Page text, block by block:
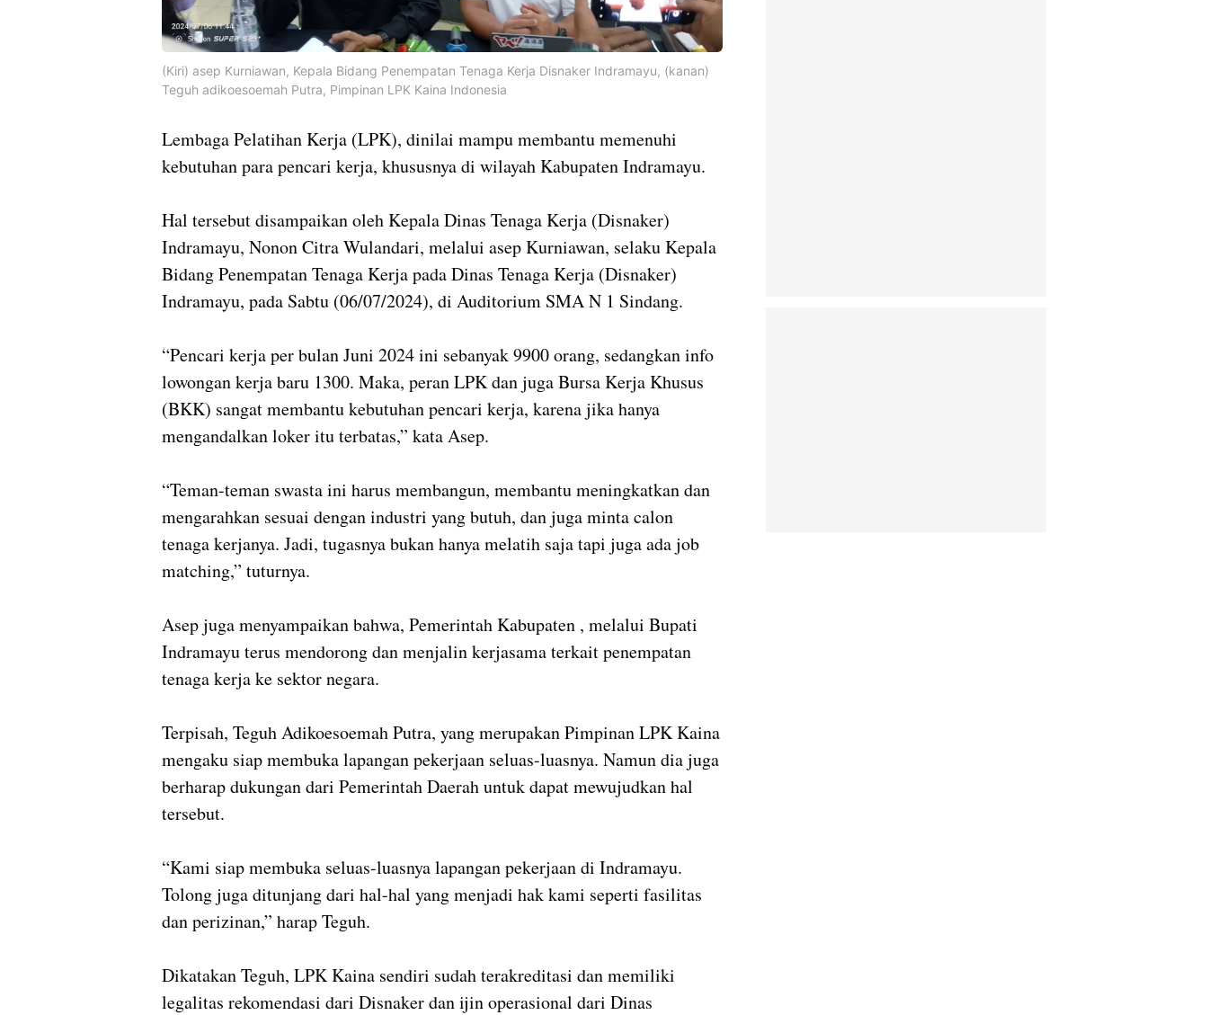
(Kiri) asep Kurniawan, Kepala Bidang Penempatan Tenaga Kerja Disnaker Indramayu, (kanan)
Teguh adikoesoemah Putra, Pimpinan LPK Kaina Indonesia
Lembaga Pelatihan Kerja (LPK), dinilai mampu membantu memenuhi
kebutuhan para pencari kerja, khususnya di wilayah Kabupaten Indramayu.
Hal tersebut disampaikan oleh Kepala Dinas Tenaga Kerja (Disnaker)
Indramayu, Nonon Citra Wulandari, melalui asep Kurniawan, selaku Kepala
Bidang Penempatan Tenaga Kerja pada Dinas Tenaga Kerja (Disnaker)
Indramayu, pada Sabtu (06/07/2024), di Auditorium SMA N 1 Sindang.
“Pencari kerja per bulan Juni 2024 ini sebanyak 9900 orang, sedangkan info
lowongan kerja baru 1300. Maka, peran LPK dan juga Bursa Kerja Khusus
(BKK) sangat membantu kebutuhan pencari kerja, karena jika hanya
mengandalkan loker itu terbatas,” kata Asep.
“Teman-teman swasta ini harus membangun, membantu meningkatkan dan
mengarahkan sesuai dengan industri yang butuh, dan juga minta calon
tenaga kerjanya. Jadi, tugasnya bukan hanya melatih saja tapi juga ada job
matching,” tuturnya.
Asep juga menyampaikan bahwa, Pemerintah Kabupaten , melalui Bupati
Indramayu terus mendorong dan menjalin kerjasama terkait penempatan
tenaga kerja ke sektor negara.
Terpisah, Teguh Adikoesoemah Putra, yang merupakan Pimpinan LPK Kaina
mengaku siap membuka lapangan pekerjaan seluas-luasnya. Namun dia juga
berharap dukungan dari Pemerintah Daerah untuk dapat mewujudkan hal
tersebut.
“Kami siap membuka seluas-luasnya lapangan pekerjaan di Indramayu.
Tolong juga ditunjang dari hal-hal yang menjadi hak kami seperti fasilitas
dan perizinan,” harap Teguh.
Dikatakan Teguh, LPK Kaina sendiri sudah terakreditasi dan memiliki
legalitas rekomendasi dari Disnaker dan ijin operasional dari Dinas